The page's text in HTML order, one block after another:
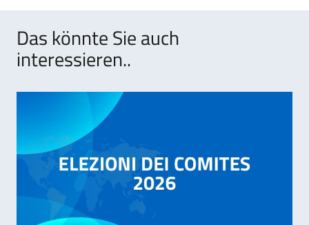
Das könnte Sie auch
interessieren..